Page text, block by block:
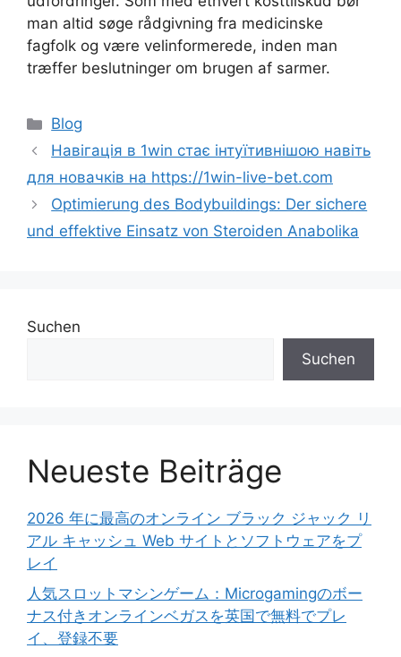
man altid søge rådgivning fra medicinske
fagfolk og være velinformerede, inden man
træffer beslutninger om brugen af sarmer.
Blog
Навігація в 1win стає інтуїтивнішою навіть
для новачків на https://1win-live-bet.com
Optimierung des Bodybuildings: Der sichere
und effektive Einsatz von Steroiden Anabolika
Suchen
Suchen
Neueste Beiträge
2026 年に最高のオンライン ブラック ジャック リ
アル キャッシュ Web サイトとソフトウェアをプ
レイ
人気スロットマシンゲーム：Microgamingのボー
ナス付きオンラインベガスを英国で無料でプレ
イ、登録不要